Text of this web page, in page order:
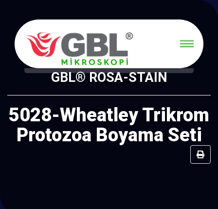
GBL® ROSA-STAIN
5028-Wheatley Trikrom
Protozoa Boyama Seti